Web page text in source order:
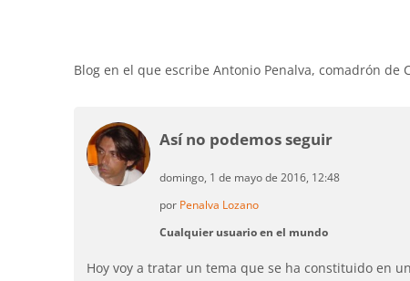
Blog en el que escribe Antonio Penalva, comadrón de
Así no podemos seguir
domingo, 1 de mayo de 2016, 12:48
por Penalva Lozano
Cualquier usuario en el mundo
Hoy voy a tratar un tema que se ha constituido en